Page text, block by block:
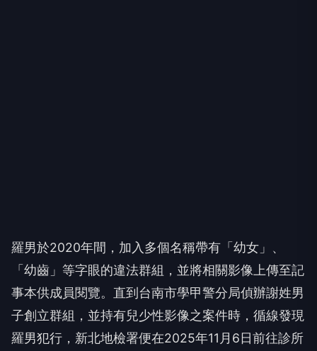
羅男於2020年間，加入多個名稱帶有「幼女」、
「幼齒」等字眼的違法群組，並將相關影像上傳至記
事本供成員閱覽。直到台南市學甲警分局偵辦謝姓男
子創立群組，並持有兒少性影像之案件時，循線發現
羅男犯行，新北地檢署便在2025年11月6日前往診所